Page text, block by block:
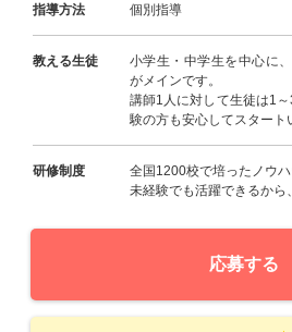
指導方法 個別指導
教える生徒
小学生・中学生を中心に
がメインです。
講師1人に対して生徒は1
験の方も安心してスタート
研修制度
全国1200校で培ったノウハ
未経験でも活躍できるか
応募する